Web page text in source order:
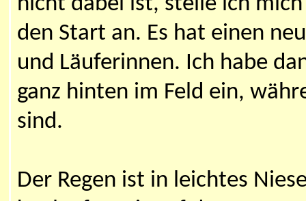
den Start an. Es hat einen
und Läuferinnen. Ich habe
ganz hinten im Feld ein,
sind.
Der Regen ist in leichtes